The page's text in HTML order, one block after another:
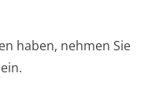
haben, nehmen Sie